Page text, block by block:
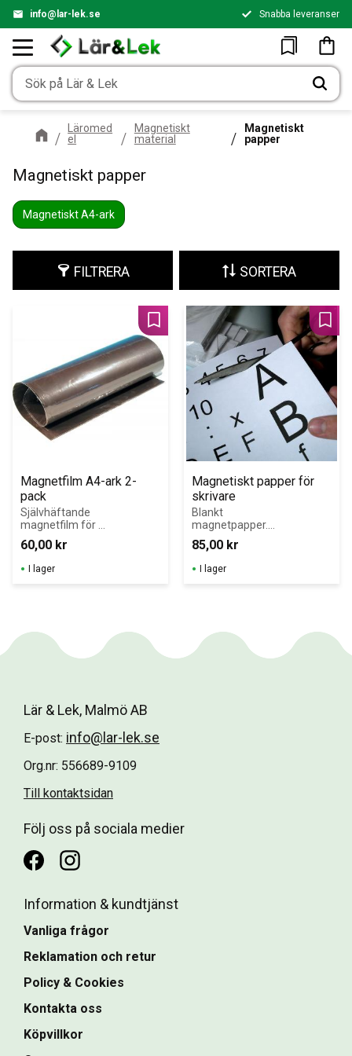
info@lar-lek.se Snabba leveranser
Favoriter
Läromed
el
Magnetiskt
material
Magnetiskt
papper
Magnetiskt papper
Magnetiskt A4-ark
FILTRERA SORTERA
Magnetfilm A4-ark 2-
pack
Självhäftande
magnetfilm för
att göra eget
material
magnetiskt.
60,00 kr
Lägg till i favoriter
I lager
Magnetiskt papper för
skrivare
Blankt
magnetpapper.
Gör era egna
magnetiska
bilder, figurer,
bokstäver,
85,00 kr
I lager
Lär & Lek, Malmö AB
E-post: info@lar-lek.se
Org.nr: 556689-9109
Till kontaktsidan
Följ oss på sociala medier
Information & kundtjänst
Vanliga frågor
Reklamation och retur
Policy & Cookies
Kontakta oss
Köpvillkor